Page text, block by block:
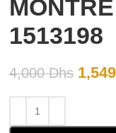
1513198
4,000Dhs 1,549